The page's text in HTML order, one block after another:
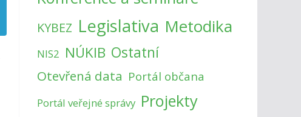
KYBEZ Legislativa Metodika
NIS2 NÚKIB Ostatní
Otevřená data Portál občana
Portál veřejné správy Projekty